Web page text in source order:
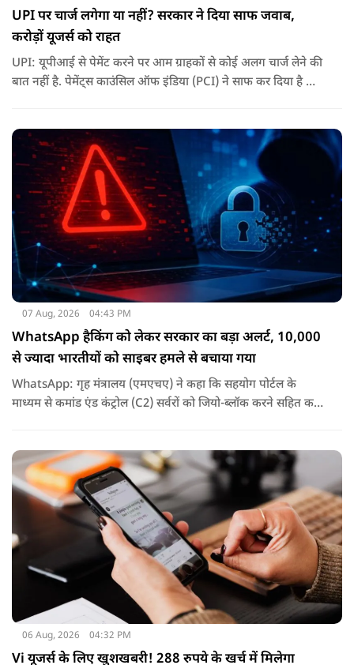
UPI पर चार्ज लगेगा या नहीं? सरकार ने दिया साफ जवाब,
करोड़ों यूजर्स को राहत
UPI: यूपीआई से पेमेंट करने पर आम ग्राहकों से कोई अलग चार्ज लेने की
बात नहीं है. पेमेंट्स काउंसिल ऑफ इंडिया (PCI) ने साफ कर दिया है कि
07 Aug, 2026 04:43 PM
WhatsApp हैकिंग को लेकर सरकार का बड़ा अलर्ट, 10,000
से ज्यादा भारतीयों को साइबर हमले से बचाया गया
WhatsApp: गृह मंत्रालय (एमएचए) ने कहा कि सहयोग पोर्टल के
माध्यम से कमांड एंड कंट्रोल (C2) सर्वरों को जियो-ब्लॉक करने सहित कई
06 Aug, 2026 04:32 PM
Vi यूजर्स के लिए खुशखबरी! 288 रुपये के खर्च में मिलेगा